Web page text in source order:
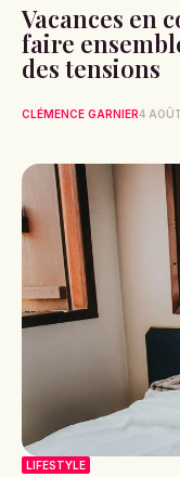
Vacances en
faire
des tensions
CLÉMENCE GARNIER4
LIFESTYLE